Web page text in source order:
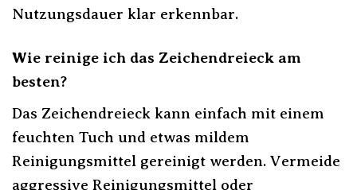
Nutzungsdauer klar erkennbar.
Wie reinige ich das Zeichendreieck am
besten?
Das Zeichendreieck kann einfach mit einem
feuchten Tuch und etwas mildem
Reinigungsmittel gereinigt werden. Vermeide
aggressive Reinigungsmittel oder